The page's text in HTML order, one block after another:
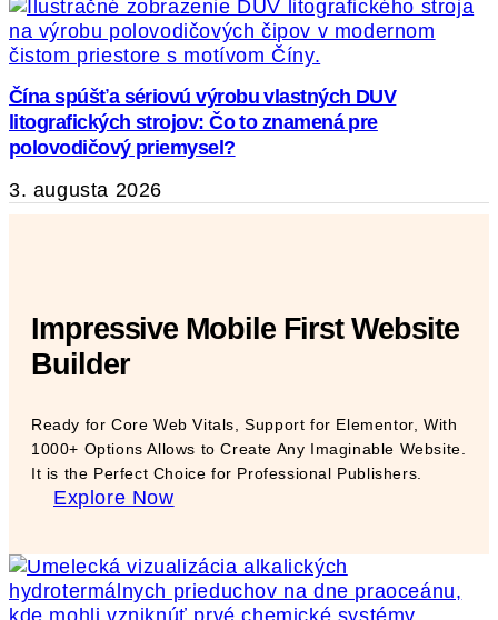
Čína spúšťa sériovú výrobu vlastných DUV
litografických strojov: Čo to znamená pre
polovodičový priemysel?
3. augusta 2026
Impressive Mobile First Website
Builder
Ready for Core Web Vitals, Support for Elementor, With
1000+ Options Allows to Create Any Imaginable Website.
It is the Perfect Choice for Professional Publishers.
Explore Now